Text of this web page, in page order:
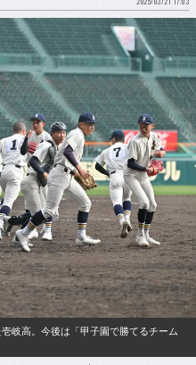
岐高。今後は「甲子園で勝てるチーム